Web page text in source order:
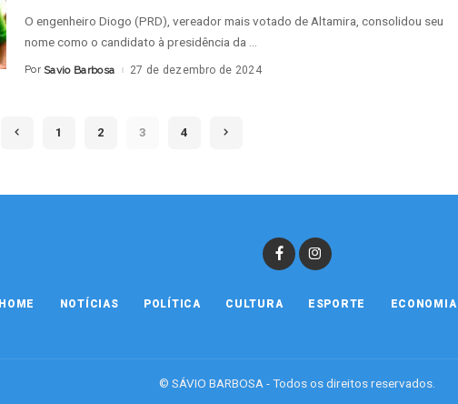
O engenheiro Diogo (PRD), vereador mais votado de Altamira, consolidou seu
nome como o candidato à presidência da
Posted
Por Savio Barbosa 27 de dezembro de 2024
1 2 3 4
HOME NOTÍCIAS POLÍTICA CULTURA ESPORTE ECONOMIA
© SÁVIO BARBOSA - Todos os direitos reservados.